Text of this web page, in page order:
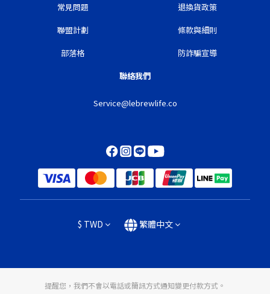
常見問題
聯盟計劃
部落格
退換貨政策
條款與細則
防詐騙宣導
聯絡我們
Service@lebrewlife.co
$ TWD 繁體中文
提醒您，我們不會以電話或簡訊方式通知變更付款方式。